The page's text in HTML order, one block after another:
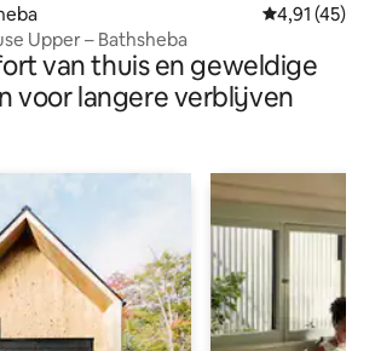
Gemiddelde
4,91 (45)
Upper – Bathsheba
van thuis en geweldige
voor langere verblijven